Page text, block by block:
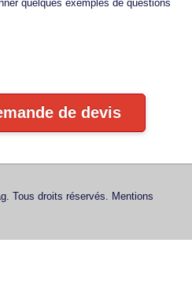
quelques exemples de questions
de devis
Tous droits réservés. Mentions